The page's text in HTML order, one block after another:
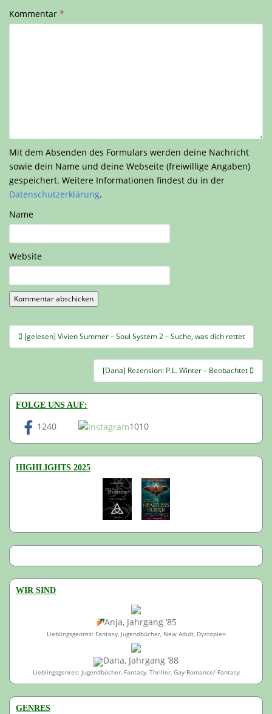
Kommentar *
Mit dem Absenden des Formulars werden deine Nachricht
sowie dein Name und deine Webseite (freiwillige Angaben)
gespeichert. Weitere Informationen findest du in der
Datenschutzerklärung.
Name
Website
Beitragsnavigation
[gelesen] Vivien Summer – Soul System 2 – Suche, was dich rettet
[Dana] Rezension: P.L. Winter – Beobachtet
FOLGE UNS AUF:
1240 1010
HIGHLIGHTS 2025
WIR SIND
Anja, Jahrgang ’85
Lieblingsgenres: Fantasy, Jugendbücher, New Adult, Dystopien
Dana, Jahrgang ’88
Lieblingsgenres: Jugendbücher, Fantasy, Thriller, Gay-Romance/-Fantasy
GENRES